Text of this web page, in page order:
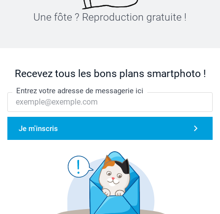
Une fôte ? Reproduction gratuite !
Recevez tous les bons plans smartphoto !
Entrez votre adresse de messagerie ici
Je m'inscris